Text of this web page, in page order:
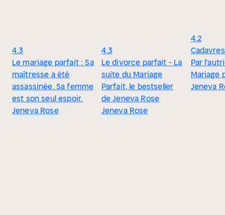
4.3
Le mariage parfait : Sa
maîtresse a été
assassinée. Sa femme
est son seul espoir.
Jeneva Rose
4.3
Le divorce parfait - La
suite du Mariage
Parfait, le bestseller
de Jeneva Rose
Jeneva Rose
4.2
Par
Mariage
Jeneva